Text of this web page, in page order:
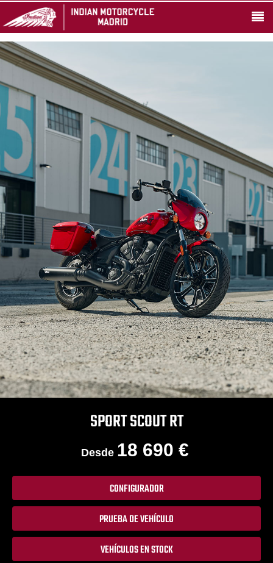
SPORT SCOUT RT
Desde 18 690 €
CONFIGURADOR
PRUEBA DE VEHÍCULO
VEHÍCULOS EN STOCK